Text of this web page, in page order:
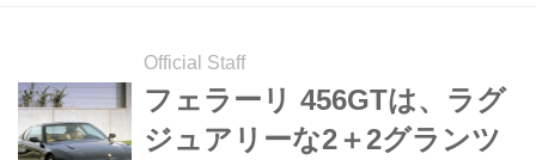
Official Staff
フェラーリ 456GTは、ラグ
ジュアリーな2＋2グランツ